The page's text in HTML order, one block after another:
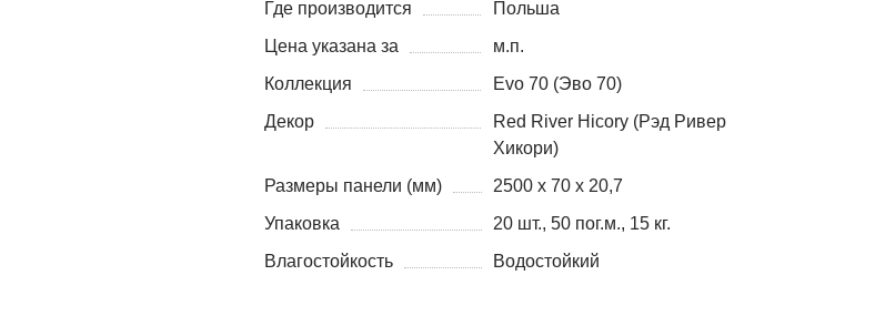
Где производится
Польша
Цена указана за
м.п.
Коллекция
Evo 70 (Эво 70)
Декор
Red River Hicory (Рэд Ривер
Хикори)
Размеры панели (мм)
2500 х 70 х 20,7
Упаковка
20 шт., 50 пог.м., 15 кг.
Влагостойкость
Водостойкий